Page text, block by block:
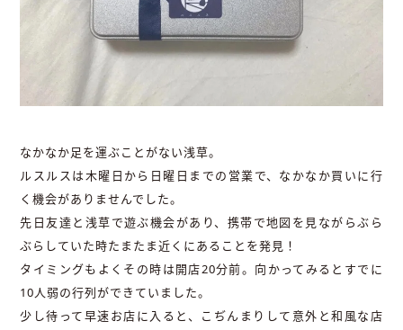
なかなか足を運ぶことがない浅草。
ルスルスは木曜日から日曜日までの営業で、なかなか買いに行
く機会がありませんでした。
先日友達と浅草で遊ぶ機会があり、携帯で地図を見ながらぶら
ぶらしていた時たまたま近くにあることを発見！
タイミングもよくその時は開店20分前。向かってみるとすでに
10人弱の行列ができていました。
少し待って早速お店に入ると、こぢんまりして意外と和風な店